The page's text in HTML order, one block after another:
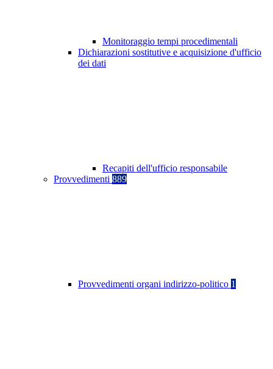
Monitoraggio tempi procedimentali
Dichiarazioni sostitutive e acquisizione d'ufficio
dei dati
Recapiti dell'ufficio responsabile
Provvedimenti 889
Provvedimenti organi indirizzo-politico 1